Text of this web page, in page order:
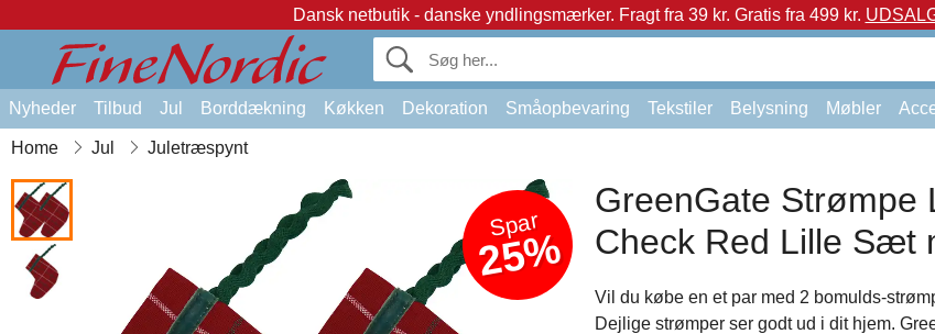
Dansk netbutik - danske yndlingsmærker. Fragt fra 39 kr. Gratis fra 499 kr.
Nyheder Tilbud Jul Borddækning Køkken Dekoration Småopbevaring Tekstiler Belysning Møbler
Home Jul Juletræspynt
Spar
25%
GreenGate Strømpe
Check Red Lille Sæt
Vil du købe en et par med 2 bomulds-
Dejlige strømper ser godt ud i dit hjem.